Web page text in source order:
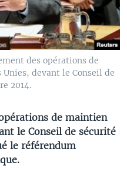
des opérations de
devant le Conseil de
2014.
de maintien
le Conseil de sécurité
le référendum